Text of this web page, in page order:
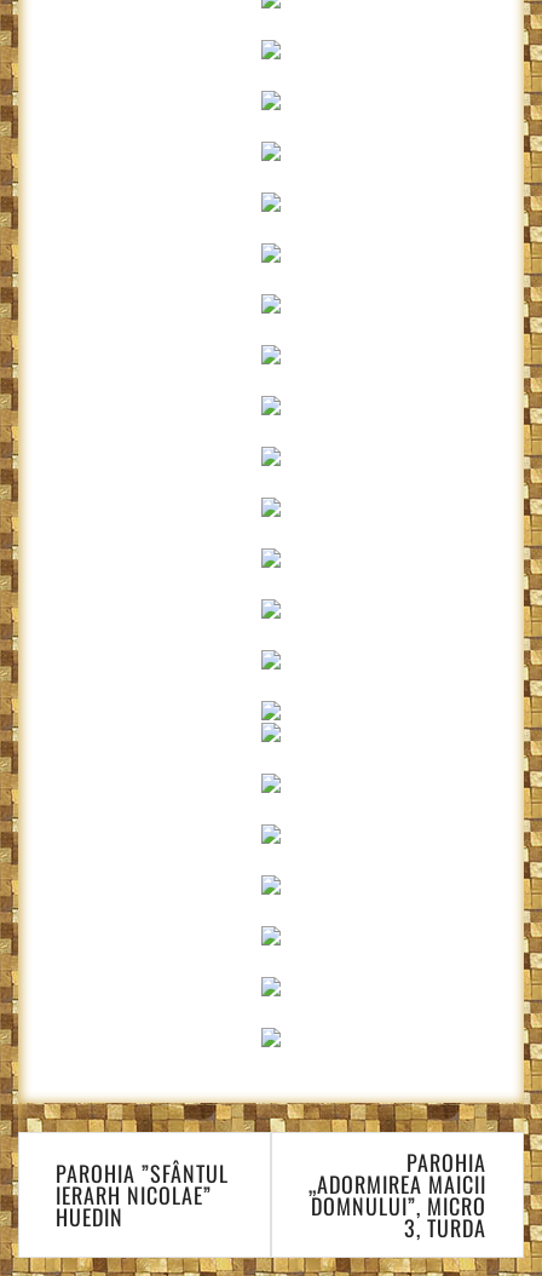
Navigare
în
articole
PAROHIA ”SFÂNTUL
IERARH NICOLAE”
HUEDIN
PAROHIA
„ADORMIREA MAICII
DOMNULUI”, MICRO
3, TURDA